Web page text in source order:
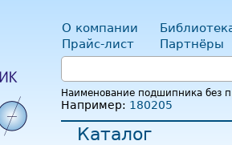
О компании
Прайс-лист
Партнёры
Наименование подшипника без
Например: 180205
Каталог